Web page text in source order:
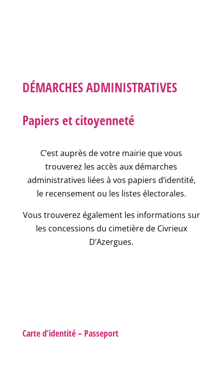
DÉMARCHES ADMINISTRATIVES
Papiers et citoyenneté
C’est auprès de votre mairie que vous
trouverez les accès aux démarches
administratives liées à vos papiers d’identité,
le recensement ou les listes électorales.
Vous trouverez également les informations sur
les concessions du cimetière de Civrieux
D’Azergues.
Carte d’identité – Passeport